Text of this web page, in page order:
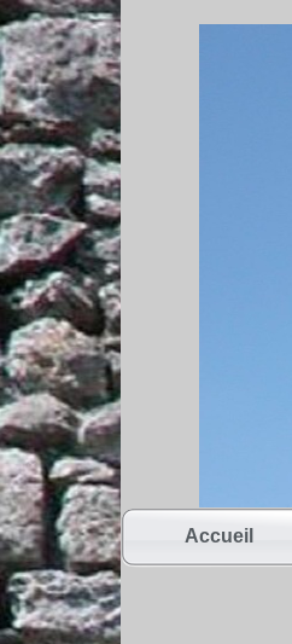
Accueil